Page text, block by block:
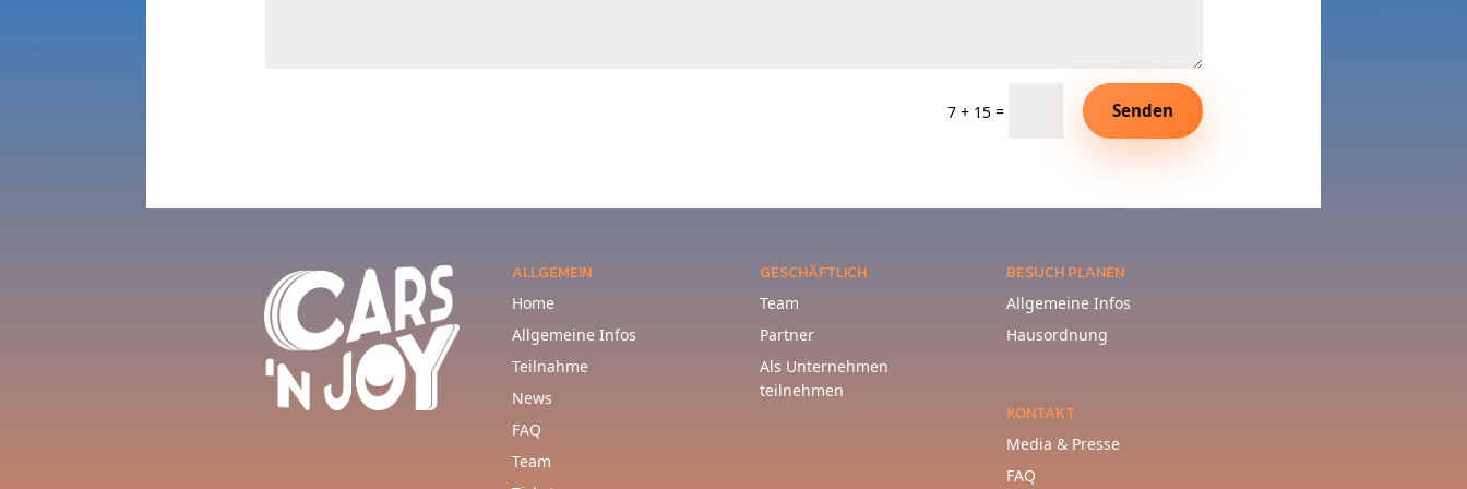
7 + 15 = Senden
ALLGEMEIN
Home
Allgemeine Infos
Teilnahme
News
FAQ
Team
GESCHÄFTLICH
Team
Partner
Als Unternehmen
teilnehmen
BESUCH PLANEN
Allgemeine Infos
Hausordnung
KONTAKT
Media & Presse
FAQ